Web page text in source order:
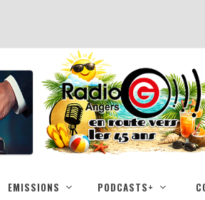
EMISSIONS PODCASTS+